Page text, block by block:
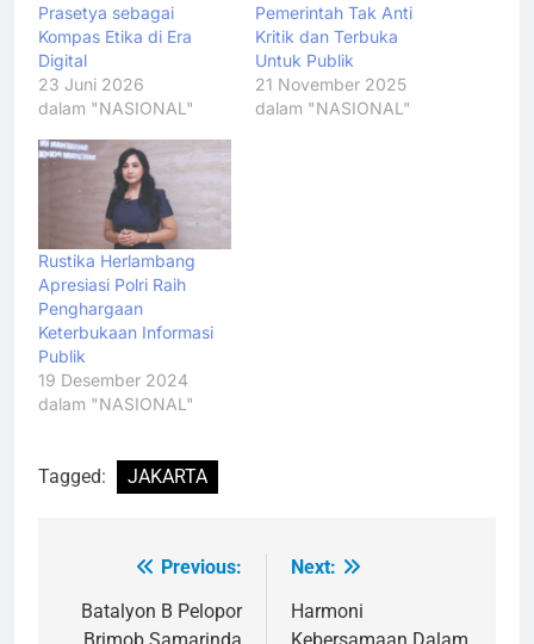
Prasetya sebagai
Kompas Etika di Era
Digital
23 Juni 2026
dalam "NASIONAL"
Pemerintah Tak Anti
Kritik dan Terbuka
Untuk Publik
21 November 2025
dalam "NASIONAL"
Rustika Herlambang
Apresiasi Polri Raih
Penghargaan
Keterbukaan Informasi
Publik
19 Desember 2024
dalam "NASIONAL"
Tagged: JAKARTA
Navigasi
pos
Previous:
Batalyon B Pelopor
Next:
Harmoni